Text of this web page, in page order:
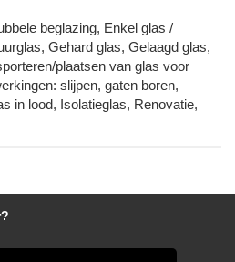
beglazing, Enkel glas /
Gehard glas, Gelaagd glas,
plaatsen van glas voor
slijpen, gaten boren,
in lood, Isolatieglas, Renovatie,